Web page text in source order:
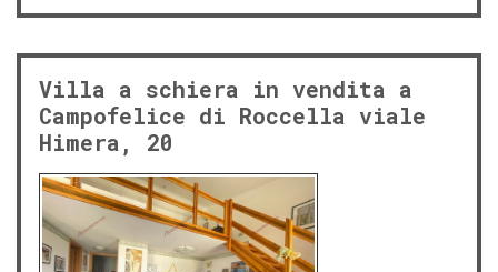
Villa a schiera in vendita a
Campofelice di Roccella viale
Himera, 20